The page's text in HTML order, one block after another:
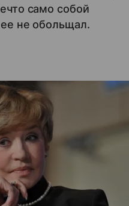
само собой
не обольщал.